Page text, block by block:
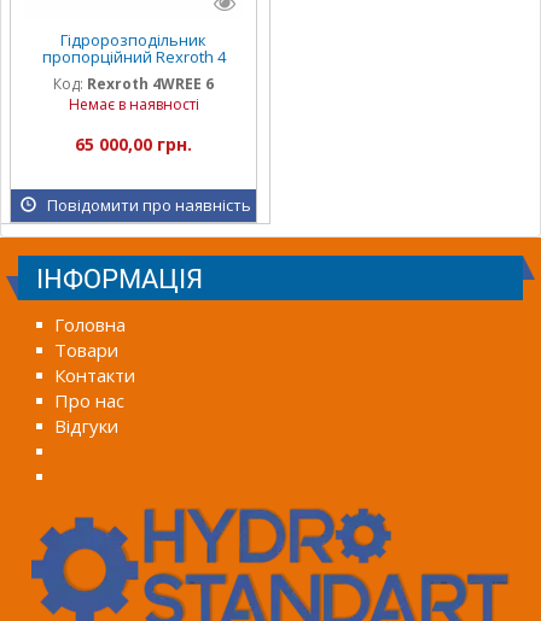
Гідророзподільник
пропорційний Rexroth 4
WREE 6
Код: Rexroth 4WREE 6
Немає в наявності
65 000,00 грн.
Повідомити про наявність
ІНФОРМАЦІЯ
Головна
Товари
Контакти
Про нас
Відгуки